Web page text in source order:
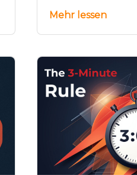
Mehr lessen